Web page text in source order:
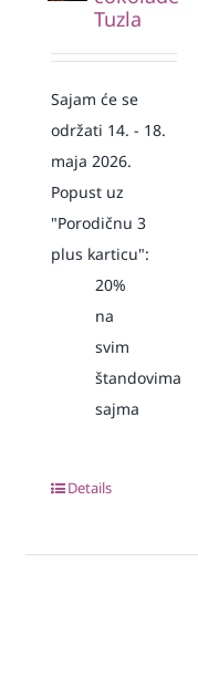
Tuzla
Sajam će se
održati 14. - 18.
maja 2026.
Popust uz
"Porodičnu 3
plus karticu":
20%
na
svim
štandovima
sajma
Details